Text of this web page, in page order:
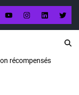
récompensés